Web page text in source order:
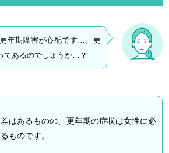
年期障害が心配です…。更
てあるのでしょうか…？
はあるものの、更年期の症状は女性に必
ものです。